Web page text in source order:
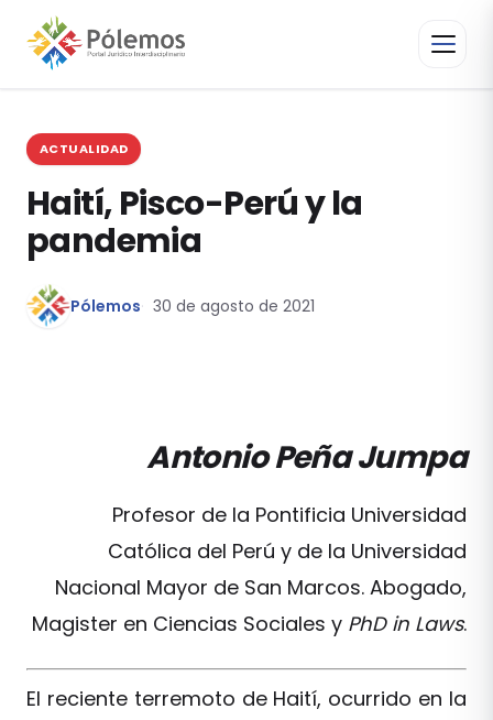
ACTUALIDAD
Haití, Pisco-Perú y la
pandemia
Pólemos 30 de agosto de 2021
Antonio Peña Jumpa
Profesor de la Pontificia Universidad
Católica del Perú y de la Universidad
Nacional Mayor de San Marcos. Abogado,
Magister en Ciencias Sociales y PhD in Laws.
El reciente terremoto de Haití, ocurrido en la